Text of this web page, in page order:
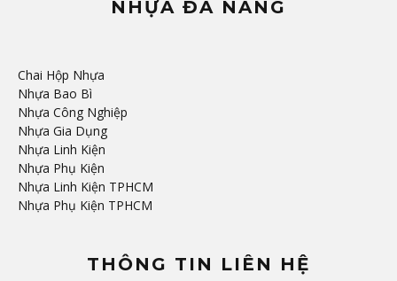
NHỰA ĐÀ NẴNG
Chai Hộp Nhựa
Nhựa Bao Bì
Nhựa Công Nghiệp
Nhựa Gia Dụng
Nhựa Linh Kiện
Nhựa Phụ Kiện
Nhựa Linh Kiện TPHCM
Nhựa Phụ Kiện TPHCM
THÔNG TIN LIÊN HỆ